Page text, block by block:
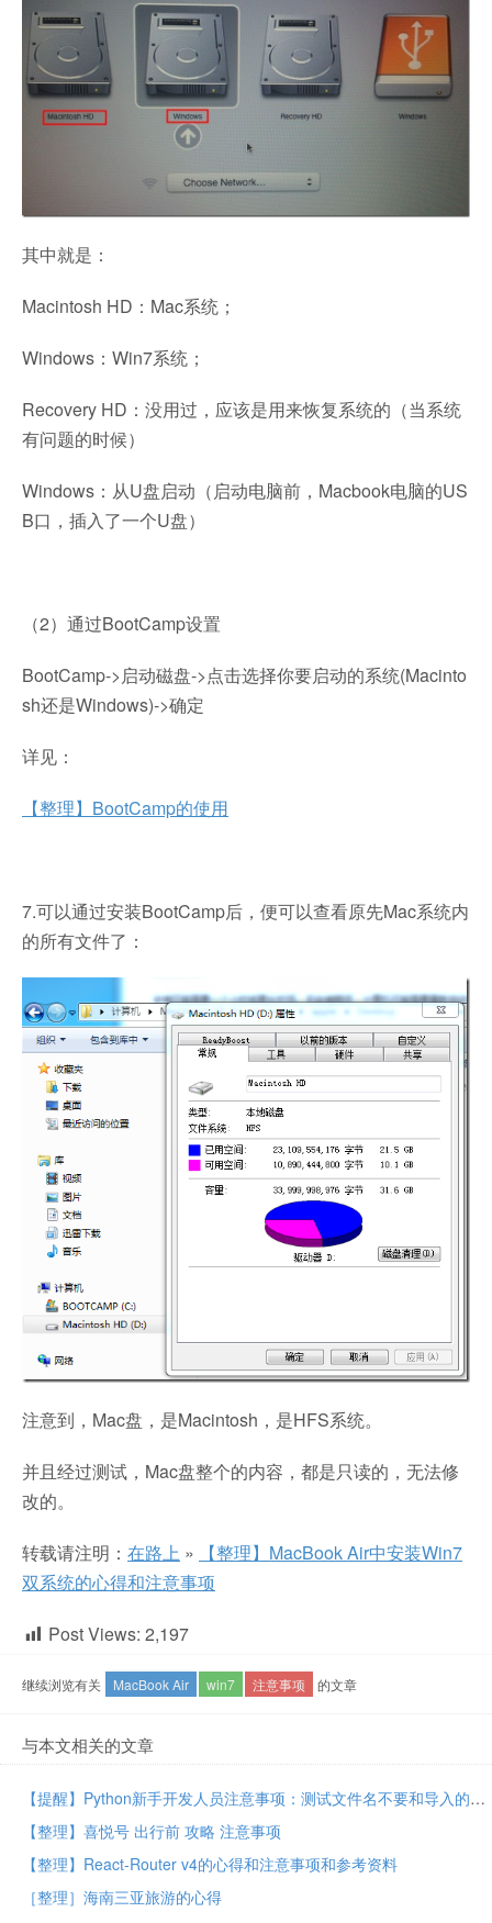
其中就是：
Macintosh HD：Mac系统；
Windows：Win7系统；
Recovery HD：没用过，应该是用来恢复系统的（当系统
有问题的时候）
Windows：从U盘启动（启动电脑前，Macbook电脑的US
B口，插入了一个U盘）
（2）通过BootCamp设置
BootCamp->启动磁盘->点击选择你要启动的系统(Macinto
sh还是Windows)->确定
详见：
【整理】BootCamp的使用
7.可以通过安装BootCamp后，便可以查看原先Mac系统内
的所有文件了：
注意到，Mac盘，是Macintosh，是HFS系统。
并且经过测试，Mac盘整个的内容，都是只读的，无法修
改的。
转载请注明： 在路上 »
【整理】MacBook Air中安装Win7
双系统的心得和注意事项
Post Views: 2,197
继续浏览有关 MacBook Air win7 注意事项 的文章
与本文相关的文章
【提醒】Python新手开发人员注意事项：测试文件名不要和导入的库同名
【整理】喜悦号 出行前 攻略 注意事项
【整理】React-Router v4的心得和注意事项和参考资料
［整理］海南三亚旅游的心得